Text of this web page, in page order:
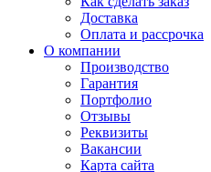
Доставка
Оплата и рассрочка
О компании
Производство
Гарантия
Портфолио
Отзывы
Реквизиты
Вакансии
Карта сайта